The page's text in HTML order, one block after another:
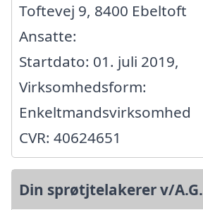
Toftevej 9, 8400 Ebeltoft
Ansatte:
Startdato: 01. juli 2019,
Virksomhedsform:
Enkeltmandsvirksomhed
CVR: 40624651
Din sprøtjtelakerer v/A.G.